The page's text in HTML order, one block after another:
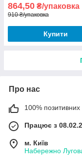
864,50 ₴/упаковка
910 ₴/упаковка
Купити
Про нас
100% позитивних
Працює з
м. Київ
Набережно